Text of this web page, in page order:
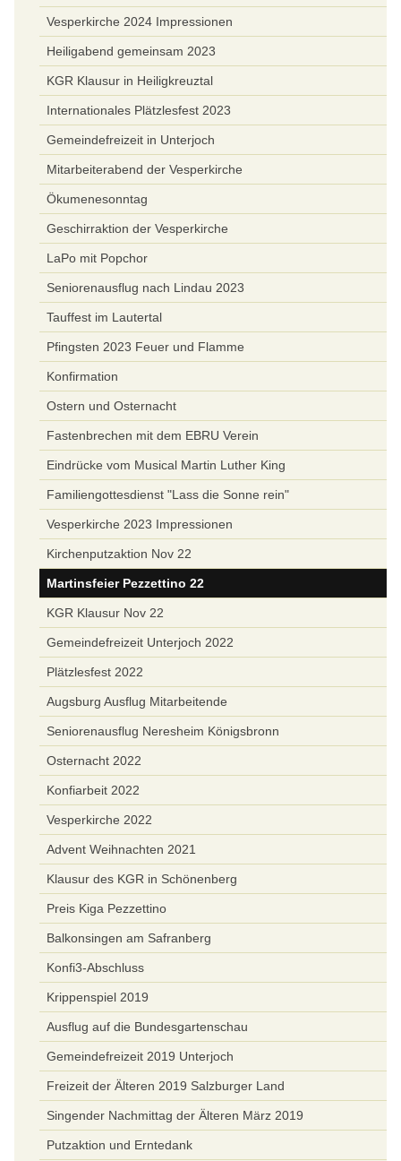
Vesperkirche 2024 Impressionen
Heiligabend gemeinsam 2023
KGR Klausur in Heiligkreuztal
Internationales Plätzlesfest 2023
Gemeindefreizeit in Unterjoch
Mitarbeiterabend der Vesperkirche
Ökumenesonntag
Geschirraktion der Vesperkirche
LaPo mit Popchor
Seniorenausflug nach Lindau 2023
Tauffest im Lautertal
Pfingsten 2023 Feuer und Flamme
Konfirmation
Ostern und Osternacht
Fastenbrechen mit dem EBRU Verein
Eindrücke vom Musical Martin Luther King
Familiengottesdienst "Lass die Sonne rein"
Vesperkirche 2023 Impressionen
Kirchenputzaktion Nov 22
Martinsfeier Pezzettino 22
KGR Klausur Nov 22
Gemeindefreizeit Unterjoch 2022
Plätzlesfest 2022
Augsburg Ausflug Mitarbeitende
Seniorenausflug Neresheim Königsbronn
Osternacht 2022
Konfiarbeit 2022
Vesperkirche 2022
Advent Weihnachten 2021
Klausur des KGR in Schönenberg
Preis Kiga Pezzettino
Balkonsingen am Safranberg
Konfi3-Abschluss
Krippenspiel 2019
Ausflug auf die Bundesgartenschau
Gemeindefreizeit 2019 Unterjoch
Freizeit der Älteren 2019 Salzburger Land
Singender Nachmittag der Älteren März 2019
Putzaktion und Erntedank